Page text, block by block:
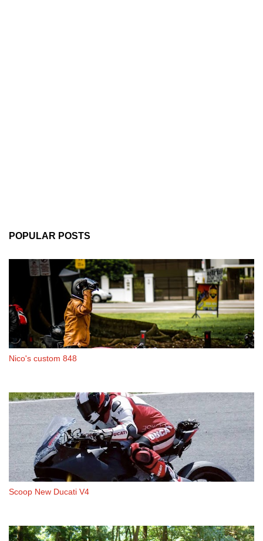
POPULAR POSTS
Nico's custom 848
Scoop New Ducati V4